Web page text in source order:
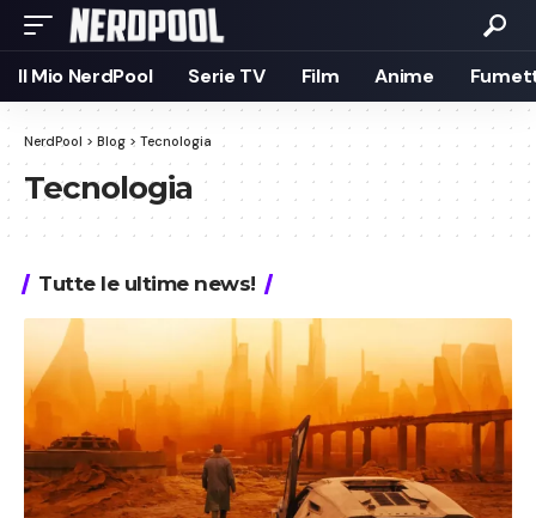
Il Mio NerdPool Serie TV Film Anime
NerdPool > Blog > Tecnologia
Tecnologia
Tutte le ultime news!